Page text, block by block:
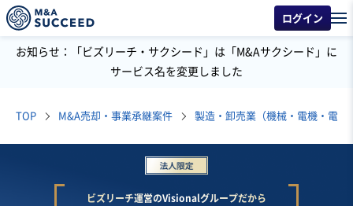
ログイン
お知らせ：「ビズリーチ・サクシード」は「M&Aサクシード」に
サービス名を変更しました
TOP M&A売却・事業承継案件 製造・卸売業（機械・電機・電子
ビズリーチ運営のVisionalグループだから